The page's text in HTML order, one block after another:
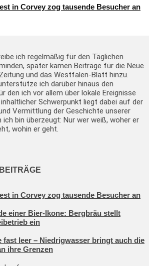
in Corvey zog tausende Besucher an
ich regelmäßig für den Täglichen
später kamen Beiträge für die Neue
und das Westfalen-Blatt hinzu.
ich darüber hinaus den
den ich vor allem über lokale Ereignisse
Schwerpunkt liegt dabei auf der
Vermittlung der Geschichte unserer
ich bin überzeugt: Nur wer weiß, woher er
wohin er geht.
in Corvey zog tausende Besucher an
einer Bier-Ikone: Bergbräu stellt
ein
fast leer – Niedrigwasser bringt auch die
ihre Grenzen